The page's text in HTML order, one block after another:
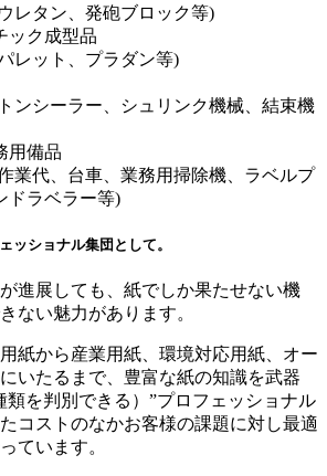
レタン、発砲ブロック等)
ック成型品
レット、プラダン等)
ンシーラー、シュリンク機械、結束機
用備品
業代、台車、業務用掃除機、ラベルプ
ドラベラー等)
ッショナル集団として。
進展しても、紙でしか果たせない機
ない魅力があります。
紙から産業用紙、環境対応用紙、オー
いたるまで、豊富な紙の知識を武器
類を判別できる）”プロフェッショナル
コストのなかお客様の課題に対し最適
ています。